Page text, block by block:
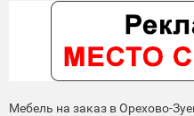
Мебель на заказ в Орехово-